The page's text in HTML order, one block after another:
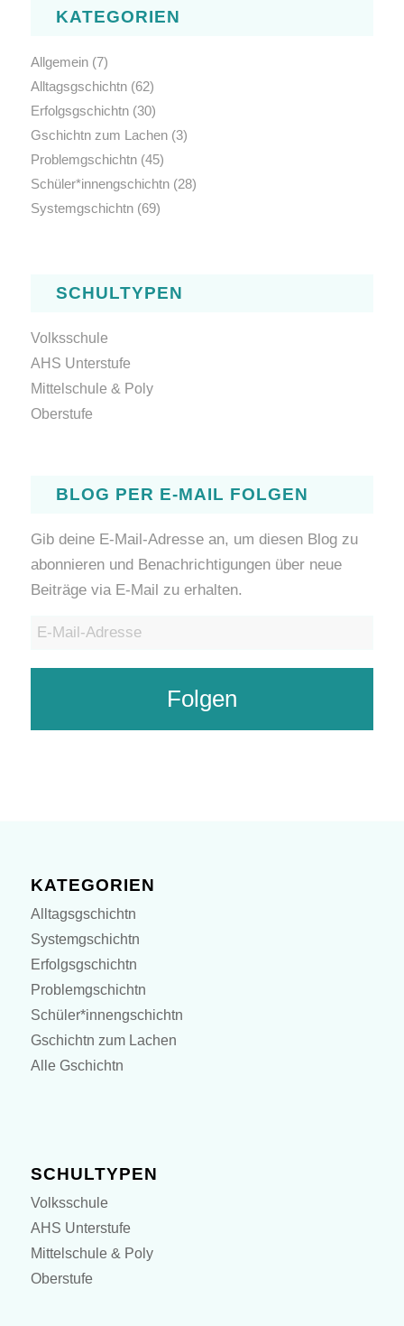
KATEGORIEN
Allgemein(7)
Alltagsgschichtn(62)
Erfolgsgschichtn(30)
Gschichtn zum Lachen(3)
Problemgschichtn(45)
Schüler*innengschichtn(28)
Systemgschichtn(69)
SCHULTYPEN
Volksschule
AHS Unterstufe
Mittelschule & Poly
Oberstufe
BLOG PER E-MAIL FOLGEN
Gib deine E-Mail-Adresse an, um diesen Blog zu
abonnieren und Benachrichtigungen über neue
Beiträge via E-Mail zu erhalten.
E-
Folgen
KATEGORIEN
Alltagsgschichtn
Systemgschichtn
Erfolgsgschichtn
Problemgschichtn
Schüler*innengschichtn
Gschichtn zum Lachen
Alle Gschichtn
SCHULTYPEN
Volksschule
AHS Unterstufe
Mittelschule & Poly
Oberstufe